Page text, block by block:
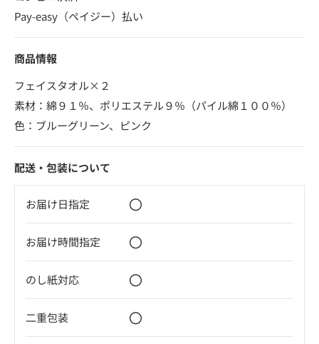
Pay-easy（ペイジー）払い
商品情報
フェイスタオル×２
素材：綿９１％、ポリエステル９％（パイル綿１００％）
色：ブルーグリーン、ピンク
配送・包装について
お届け日指定 〇
お届け時間指定 〇
のし紙対応 〇
二重包装 〇